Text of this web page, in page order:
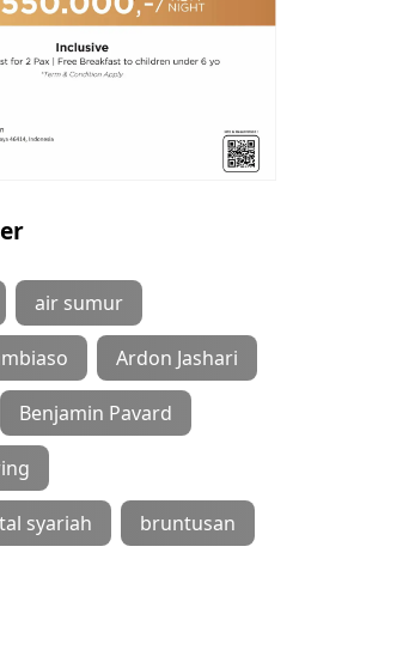
air sumur
Ardon Jashari
Benjamin Pavard
syariah bruntusan